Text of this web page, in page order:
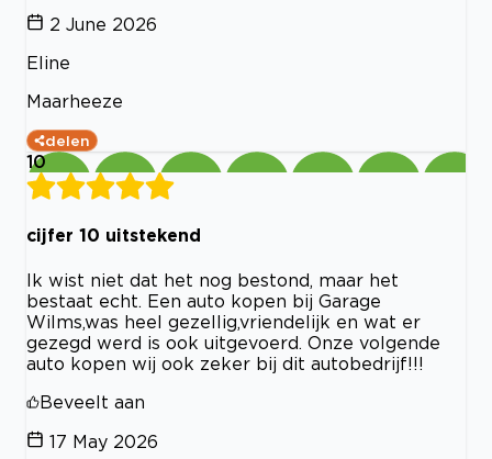
2 June 2026
Eline
Maarheeze
delen
10
cijfer 10 uitstekend
Ik wist niet dat het nog bestond, maar het
bestaat echt. Een auto kopen bij Garage
Wilms,was heel gezellig,vriendelijk en wat er
gezegd werd is ook uitgevoerd. Onze volgende
auto kopen wij ook zeker bij dit autobedrijf!!!
Beveelt aan
17 May 2026